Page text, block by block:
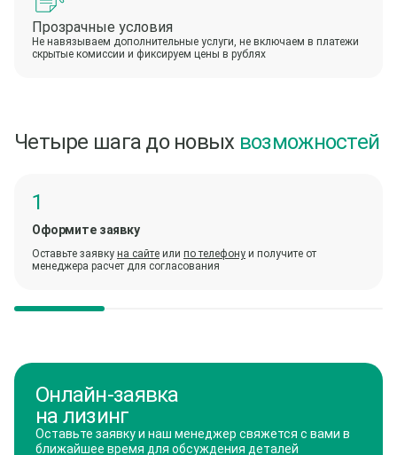
Прозрачные условия
Не навязываем дополнительные услуги, не включаем в платежи
скрытые комиссии и фиксируем цены в рублях
Четыре шага до новых возможностей
Оформите заявку
Оставьте заявку на сайте или по телефону и получите от
менеджера расчет для согласования
Онлайн-заявка
на лизинг
Оставьте заявку и наш менеджер свяжется с вами в
ближайшее время для обсуждения деталей